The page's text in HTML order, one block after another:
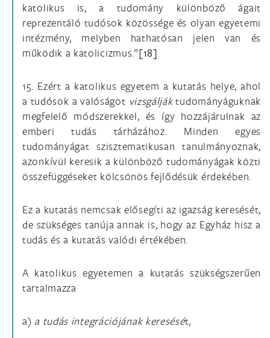
katolikus is, a tudomány különböző ágait
reprezentáló tudósok közössége és olyan egyetemi
intézmény, melyben hathatósan jelen van és
működik a katolicizmus.”[18]
15. Ezért a katolikus egyetem a kutatás helye, ahol
a tudósok a valóságot vizsgáljáktudományáguknak
megfelelő módszerekkel, és így hozzájárulnak az
emberi tudás tárházához. Minden egyes
tudományágat szisztematikusan tanulmányoznak,
azonkívül keresik a különböző tudományágak közti
összefüggéseket kölcsönös fejlődésük érdekében.
Ez a kutatás nemcsak elősegíti az igazság keresését,
de szükséges tanúja annak is, hogy az Egyház hisz a
tudás és a kutatás valódi értékében.
A katolikus egyetemen a kutatás szükségszerűen
tartalmazza
a) a tudás integrációjának keresését,